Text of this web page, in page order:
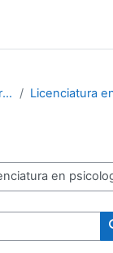
Licenciaturas